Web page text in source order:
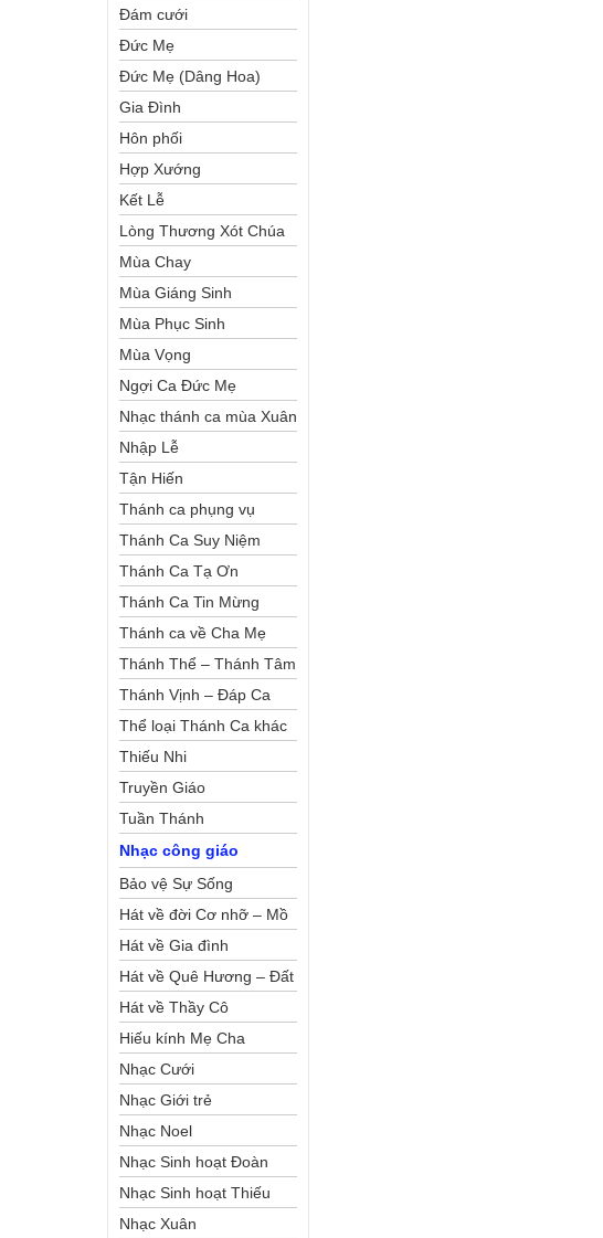
Đám cưới
Đức Mẹ
Đức Mẹ (Dâng Hoa)
Gia Đình
Hôn phối
Hợp Xướng
Kết Lễ
Lòng Thương Xót Chúa
Mùa Chay
Mùa Giáng Sinh
Mùa Phục Sinh
Mùa Vọng
Ngợi Ca Đức Mẹ
Nhạc thánh ca mùa Xuân
Nhập Lễ
Tận Hiến
Thánh ca phụng vụ
Thánh Ca Suy Niệm
Thánh Ca Tạ Ơn
Thánh Ca Tin Mừng
Thánh ca về Cha Mẹ
Thánh Thể – Thánh Tâm
Thánh Vịnh – Đáp Ca
Thể loại Thánh Ca khác
Thiếu Nhi
Truyền Giáo
Tuần Thánh
Nhạc công giáo
Bảo vệ Sự Sống
Hát về đời Cơ nhỡ – Mồ
côi
Hát về Gia đình
Hát về Quê Hương – Đất
Nước
Hát về Thầy Cô
Hiếu kính Mẹ Cha
Nhạc Cưới
Nhạc Giới trẻ
Nhạc Noel
Nhạc Sinh hoạt Đoàn
Thể Công Giáo
Nhạc Sinh hoạt Thiếu
Nhi
Nhạc Xuân